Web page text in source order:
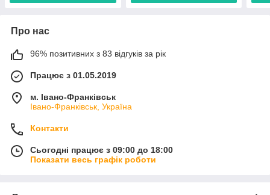
Про нас
96% позитивних з 83 відгуків за рік
Працює з 01.05.2019
м. Івано-Франківськ
Івано-Франківськ, Україна
Контакти
Сьогодні працює з 09:00 до 18:00
Показати весь графік роботи